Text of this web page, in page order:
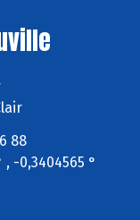
88
-0,3404565 °